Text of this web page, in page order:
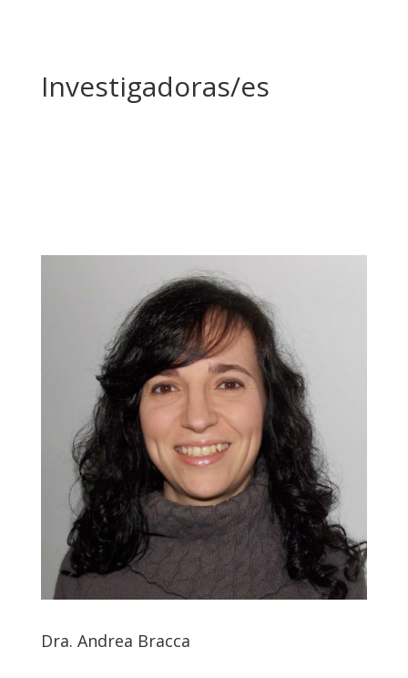
Investigadoras/es
Dra. Andrea Bracca